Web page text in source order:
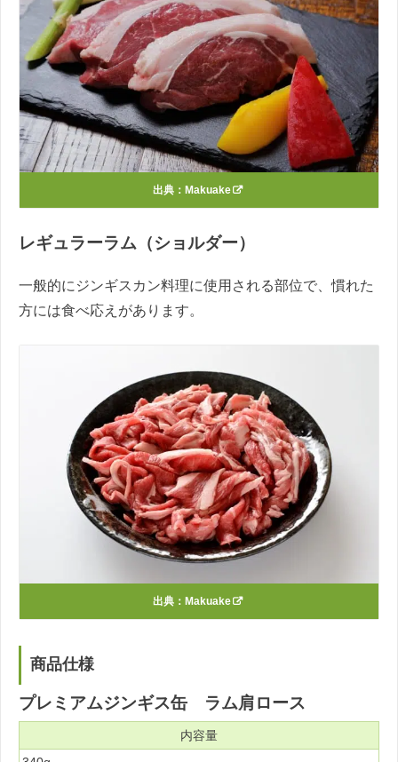
出典： Makuake
レギュラーラム（ショルダー）
一般的にジンギスカン料理に使用される部位で、慣れた
方には食べ応えがあります。
出典： Makuake
商品仕様
プレミアムジンギス缶 ラム肩ロース
内容量